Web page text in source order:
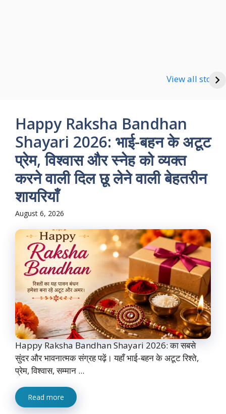
View all stories
Good Night Shayari
Happy Raksha Bandhan
Shayari 2026: भाई-बहन के अटूट
प्रेम, विश्वास और स्नेह को व्यक्त
करने वाली दिल छू लेने वाली बेहतरीन
शायरियाँ
August 6, 2026
Happy Raksha Bandhan Shayari 2026: का सबसे
सुंदर और भावनात्मक संग्रह पढ़ें। यहाँ भाई-बहन के अटूट रिश्ते,
प्रेम, विश्वास, सम्मान ...
Read more